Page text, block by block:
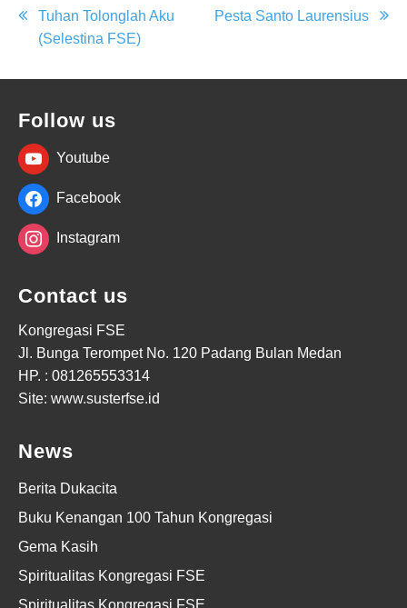
Post
navigation
Tuhan Tolonglah Aku
(Selestina FSE)
Pesta Santo Laurensius
Follow us
Youtube
Facebook
Instagram
Contact us
Kongregasi FSE
Jl. Bunga Terompet No. 120 Padang Bulan Medan
HP. : 081265553314
Site: www.susterfse.id
News
Berita Dukacita
Buku Kenangan 100 Tahun Kongregasi
Gema Kasih
Spiritualitas Kongregasi FSE
Spiritualitas Kongregasi FSE